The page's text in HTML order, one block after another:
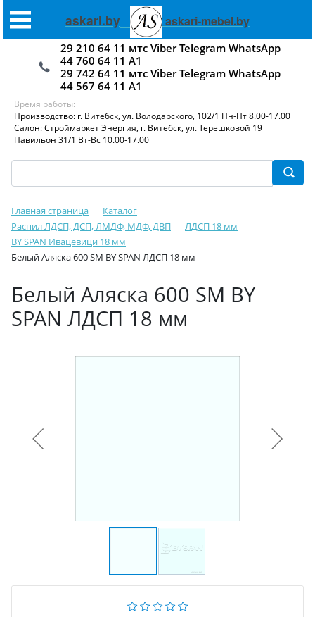
askari.by askari-mebel.by
29 210 64 11 мтс Viber Telegram WhatsApp
44 760 64 11 А1
29 742 64 11 мтс Viber Telegram WhatsApp
44 567 64 11 А1
Время работы:
Производство: г. Витебск, ул. Володарского, 102/1 Пн-Пт 8.00-17.00
Салон: Строймаркет Энергия, г. Витебск, ул. Терешковой 19
Павильон 31/1 Вт-Вс 10.00-17.00
Главная страница
Каталог
Распил ЛДСП, ДСП, ЛМДФ, МДФ, ДВП
ЛДСП 18 мм
BY SPAN Ивацевици 18 мм
Белый Аляска 600 SM BY SPAN ЛДСП 18 мм
Белый Аляска 600 SM BY
SPAN ЛДСП 18 мм